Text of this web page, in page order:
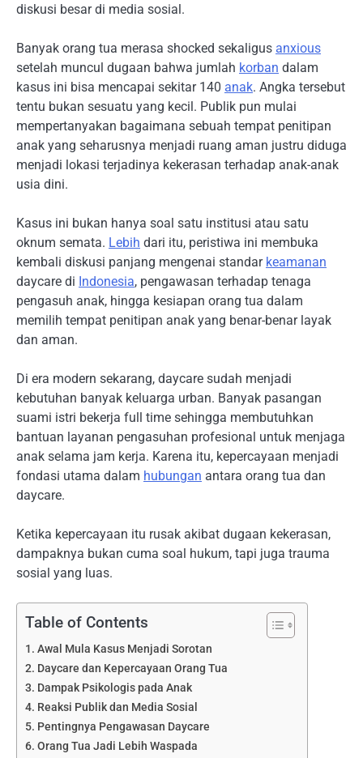
diskusi besar di media sosial.
Banyak orang tua merasa shocked sekaligus anxious
setelah muncul dugaan bahwa jumlah korban dalam
kasus ini bisa mencapai sekitar 140 anak. Angka tersebut
tentu bukan sesuatu yang kecil. Publik pun mulai
mempertanyakan bagaimana sebuah tempat penitipan
anak yang seharusnya menjadi ruang aman justru diduga
menjadi lokasi terjadinya kekerasan terhadap anak-anak
usia dini.
Kasus ini bukan hanya soal satu institusi atau satu
oknum semata. Lebih dari itu, peristiwa ini membuka
kembali diskusi panjang mengenai standar keamanan
daycare di Indonesia, pengawasan terhadap tenaga
pengasuh anak, hingga kesiapan orang tua dalam
memilih tempat penitipan anak yang benar-benar layak
dan aman.
Di era modern sekarang, daycare sudah menjadi
kebutuhan banyak keluarga urban. Banyak pasangan
suami istri bekerja full time sehingga membutuhkan
bantuan layanan pengasuhan profesional untuk menjaga
anak selama jam kerja. Karena itu, kepercayaan menjadi
fondasi utama dalam hubungan antara orang tua dan
daycare.
Ketika kepercayaan itu rusak akibat dugaan kekerasan,
dampaknya bukan cuma soal hukum, tapi juga trauma
sosial yang luas.
Table of Contents
Awal Mula Kasus Menjadi Sorotan
Daycare dan Kepercayaan Orang Tua
Dampak Psikologis pada Anak
Reaksi Publik dan Media Sosial
Pentingnya Pengawasan Daycare
Orang Tua Jadi Lebih Waspada